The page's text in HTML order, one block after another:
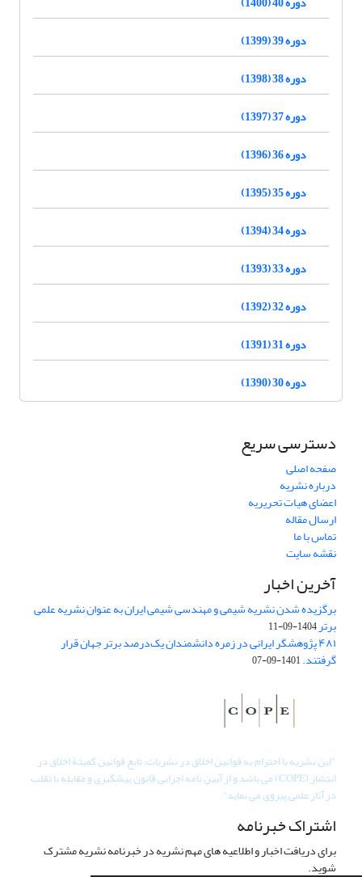
دوره 39 (1399)
دوره 38 (1398)
دوره 37 (1397)
دوره 36 (1396)
دوره 35 (1395)
دوره 34 (1394)
دوره 33 (1393)
دوره 32 (1392)
دوره 31 (1391)
دوره 30 (1390)
دسترسی سریع
صفحه اصلی
درباره نشریه
اعضای هیات تحریریه
ارسال مقاله
تماس با ما
نقشه سایت
آخرین اخبار
برگزیده شدن نشریه شیمی و مهندسی شیمی ایران به عنوان نشریه علمی
برتر1404-09-11
۴۸۱ پژوهشگر ایرانی در زمره دانشمندان یک‌درصد برتر جهان قرار
گرفتند.1401-09-07
"این نشریه با احترام به قوانین اخلاق در نشریات، تابع قوانین کمیتۀ اخلاق در
انتشار (COPE) می باشد و از آیین نامه اجرایی قانون پیشگیری و مقابله با تقلب
در آثار علمی پیروی می نماید".
اشتراک خبرنامه
برای دریافت اخبار و اطلاعیه های مهم نشریه در خبرنامه نشریه مشترک
شوید.